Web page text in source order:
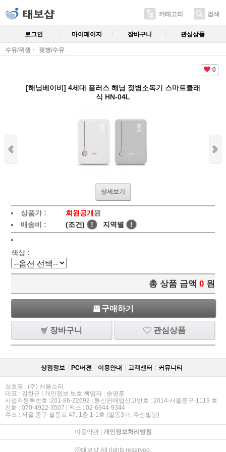
카테고리 검색
로그인 마이페이지 장바구니 관심상품
수유/위생 젖병/수유
0
[해님베이비] 4세대 플러스 해님 젖병소독기 스마트클래
식 HN-04L
상세보기
상품가 : 회원공개 원
배송비 :
(조건) ! 지역별 !
색상 :
총 상품 금액 0 원
구매하기
장바구니 관심상품
상점정보 PC버젼 이용안내 고객센터 커뮤니티
상호명 : (주) 처음소리
대표 : 김한규 | 개인정보 보호 책임자 : 송영훈
사업자등록번호 :201-86-22692 | 통신판매업신고번호 : 2014-서울중구-1119 호
전화 : 070-4922-3507 | 팩스 : 02-6944-9344
주소 : 서울 중구 필동로 47, 1층 1-1호 (필동3가, 주성빌딩)
이용약관| 개인정보처리방침
ⓒ태보샵 All rights reserved.